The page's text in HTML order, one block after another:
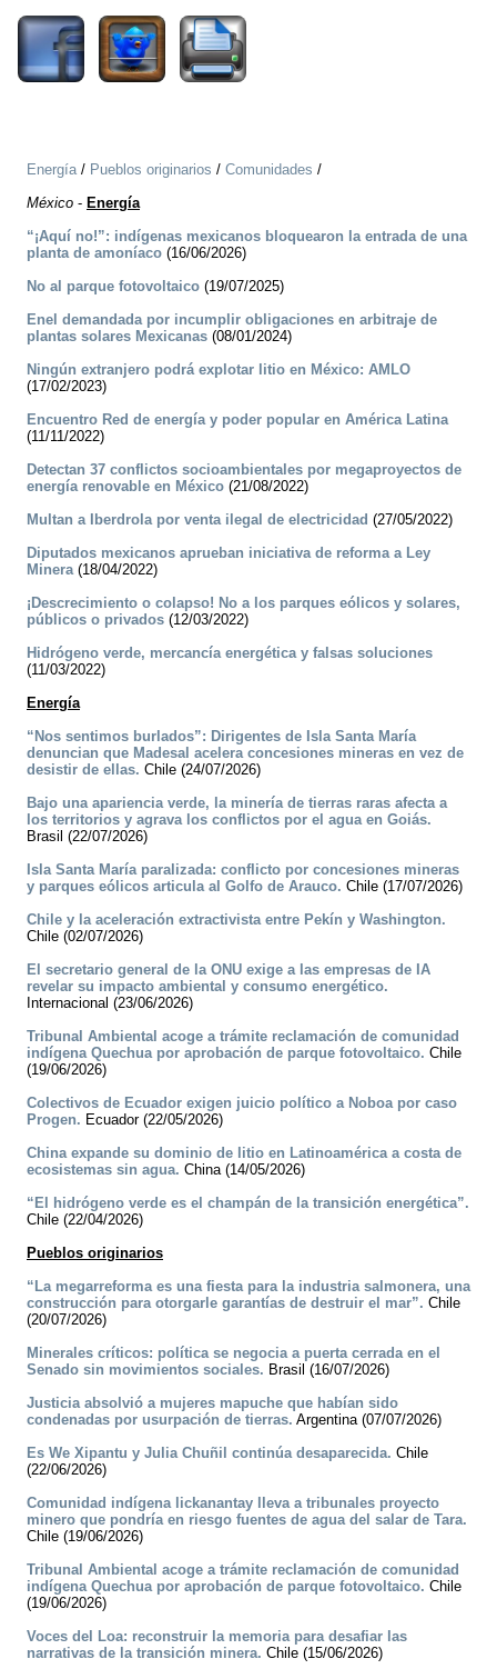
Energía/ Pueblos originarios / Comunidades /
México - Energía
“¡Aquí no!”: indígenas mexicanos bloquearon la entrada de una
planta de amoníaco (16/06/2026)
No al parque fotovoltaico (19/07/2025)
Enel demandada por incumplir obligaciones en arbitraje de
plantas solares Mexicanas (08/01/2024)
Ningún extranjero podrá explotar litio en México: AMLO
(17/02/2023)
Encuentro Red de energía y poder popular en América Latina
(11/11/2022)
Detectan 37 conflictos socioambientales por megaproyectos de
energía renovable en México (21/08/2022)
Multan a Iberdrola por venta ilegal de electricidad (27/05/2022)
Diputados mexicanos aprueban iniciativa de reforma a Ley
Minera(18/04/2022)
¡Descrecimiento o colapso! No a los parques eólicos y solares,
públicos o privados (12/03/2022)
Hidrógeno verde, mercancía energética y falsas soluciones
(11/03/2022)
Energía
“Nos sentimos burlados”: Dirigentes de Isla Santa María
denuncian que Madesal acelera concesiones mineras en vez de
desistir de ellas. Chile (24/07/2026)
Bajo una apariencia verde, la minería de tierras raras afecta a
los territorios y agrava los conflictos por el agua en Goiás.
Brasil (22/07/2026)
Isla Santa María paralizada: conflicto por concesiones mineras
y parques eólicos articula al Golfo de Arauco. Chile (17/07/2026)
Chile y la aceleración extractivista entre Pekín y Washington.
Chile (02/07/2026)
El secretario general de la ONU exige a las empresas de IA
revelar su impacto ambiental y consumo energético.
Internacional (23/06/2026)
Tribunal Ambiental acoge a trámite reclamación de comunidad
indígena Quechua por aprobación de parque fotovoltaico. Chile
(19/06/2026)
Colectivos de Ecuador exigen juicio político a Noboa por caso
Progen. Ecuador (22/05/2026)
China expande su dominio de litio en Latinoamérica a costa de
ecosistemas sin agua. China (14/05/2026)
“El hidrógeno verde es el champán de la transición energética”.
Chile (22/04/2026)
Pueblos originarios
“La megarreforma es una fiesta para la industria salmonera, una
construcción para otorgarle garantías de destruir el mar”. Chile
(20/07/2026)
Minerales críticos: política se negocia a puerta cerrada en el
Senado sin movimientos sociales. Brasil (16/07/2026)
Justicia absolvió a mujeres mapuche que habían sido
condenadas por usurpación de tierras. Argentina (07/07/2026)
Es We Xipantu y Julia Chuñil continúa desaparecida. Chile
(22/06/2026)
Comunidad indígena lickanantay lleva a tribunales proyecto
minero que pondría en riesgo fuentes de agua del salar de Tara.
Chile (19/06/2026)
Tribunal Ambiental acoge a trámite reclamación de comunidad
indígena Quechua por aprobación de parque fotovoltaico. Chile
(19/06/2026)
Voces del Loa: reconstruir la memoria para desafiar las
narrativas de la transición minera. Chile (15/06/2026)